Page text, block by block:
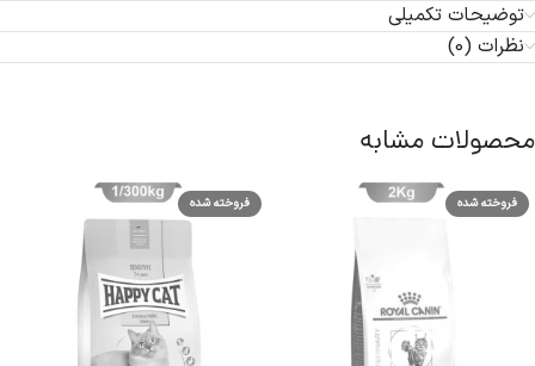
توضیحات تکمیلی
نظرات (0)
محصولات مشابه
فروخته شده فروخته شده